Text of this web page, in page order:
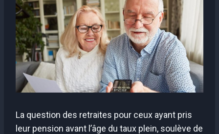
La question des retraites pour ceux ayant pris
leur pension avant l’âge du taux plein, soulève de